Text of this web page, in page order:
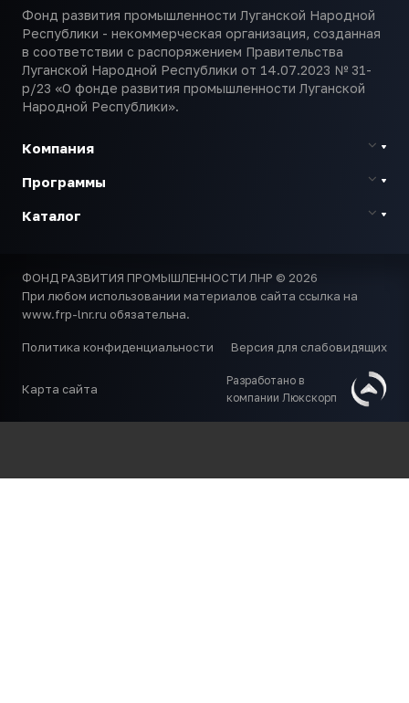
Фонд развития промышленности Луганской Народной
Республики - некоммерческая организация, созданная
в соответствии с распоряжением Правительства
Луганской Народной Республики от 14.07.2023 № 31-
р/23 «О фонде развития промышленности Луганской
Народной Республики».
Компания
Программы
Каталог
ФОНД РАЗВИТИЯ ПРОМЫШЛЕННОСТИ ЛНР © 2026
При любом использовании материалов сайта ссылка на
www.frp-lnr.ru обязательна.
Политика конфиденциальности Версия для слабовидящих
Карта сайта
Разработано в
компании Люкскорп